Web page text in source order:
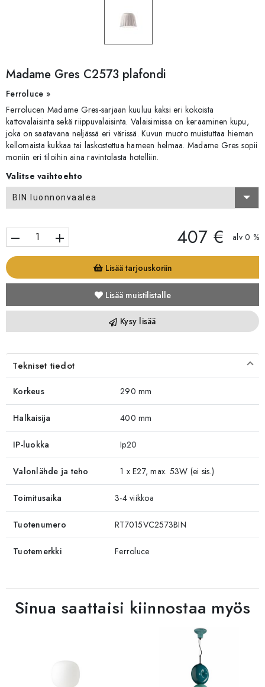
Madame Gres C2573 plafondi
Ferroluce »
Ferrolucen Madame Gres-sarjaan kuuluu kaksi eri kokoista
kattovalaisinta sekä riippuvalaisinta. Valaisimissa on keraaminen kupu,
joka on saatavana neljässä eri värissä. Kuvun muoto muistuttaa hieman
kellomaista kukkaa tai laskostettua hameen helmaa. Madame Gres sopii
moniin eri tiloihin aina ravintolasta hotelliin.
Valitse vaihtoehto
BIN luonnonvaalea
remove add 407 € alv 0 %
Lisää tarjouskoriin
Lisää muistilistalle
Kysy lisää
Tekniset tiedot
Korkeus 290 mm
Halkaisija 400 mm
IP-luokka Ip20
Valonlähde ja teho 1 x E27, max. 53W (ei sis.)
Toimitusaika 3-4 viikkoa
Tuotenumero RT7015VC2573BIN
Tuotemerkki Ferroluce
Sinua saattaisi kiinnostaa myös